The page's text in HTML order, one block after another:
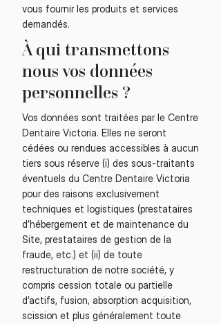
vous fournir les produits et services
demandés.
À qui transmettons
nous vos données
personnelles ?
Vos données sont traitées par le Centre
Dentaire Victoria. Elles ne seront
cédées ou rendues accessibles à aucun
tiers sous réserve (i) des sous-traitants
éventuels du Centre Dentaire Victoria
pour des raisons exclusivement
techniques et logistiques (prestataires
d’hébergement et de maintenance du
Site, prestataires de gestion de la
fraude, etc.) et (ii) de toute
restructuration de notre société, y
compris cession totale ou partielle
d’actifs, fusion, absorption acquisition,
scission et plus généralement toute